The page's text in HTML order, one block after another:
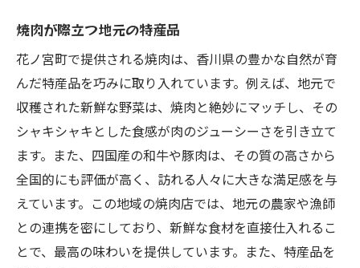
焼肉が際立つ地元の特産品
花ノ宮町で提供される焼肉は、香川県の豊かな自然が育
んだ特産品を巧みに取り入れています。例えば、地元で
収穫された新鮮な野菜は、焼肉と絶妙にマッチし、その
シャキシャキとした食感が肉のジューシーさを引き立て
ます。また、四国産の和牛や豚肉は、その質の高さから
全国的にも評価が高く、訪れる人々に大きな満足感を与
えています。この地域の焼肉店では、地元の農家や漁師
との連携を密にしており、新鮮な食材を直接仕入れるこ
とで、最高の味わいを提供しています。また、特産品を